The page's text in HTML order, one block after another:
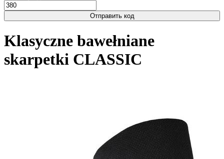
Отправить код
Klasyczne bawełniane
skarpetki CLASSIC